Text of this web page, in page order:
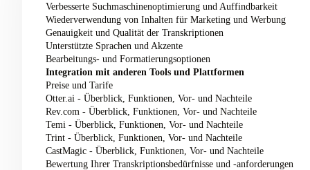
Verbesserte Suchmaschinenoptimierung und Auffindbarkeit
Wiederverwendung von Inhalten für Marketing und Werbung
Genauigkeit und Qualität der Transkriptionen
Unterstützte Sprachen und Akzente
Bearbeitungs- und Formatierungsoptionen
Integration mit anderen Tools und Plattformen
Preise und Tarife
Otter.ai - Überblick, Funktionen, Vor- und Nachteile
Rev.com - Überblick, Funktionen, Vor- und Nachteile
Temi - Überblick, Funktionen, Vor- und Nachteile
Trint - Überblick, Funktionen, Vor- und Nachteile
CastMagic - Überblick, Funktionen, Vor- und Nachteile
Bewertung Ihrer Transkriptionsbedürfnisse und -anforderungen